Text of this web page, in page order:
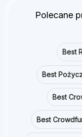
Polecane
Best
Best
Best
Best